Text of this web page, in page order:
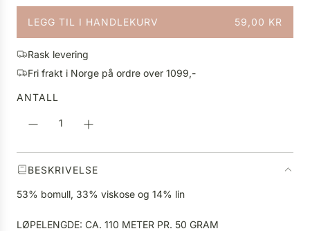
n
i
g
p
i
LEGG TIL I HANDLEKURV 59,00 KR
L
S
T
R
.
Rask levering
Fri frakt i Norge på ordre over 1099,-
ANTALL
BESKRIVELSE
53% bomull, 33% viskose og 14% lin
LØPELENGDE: CA. 110 METER PR. 50 GRAM